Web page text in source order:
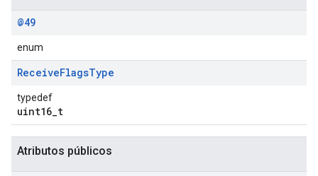
@49
enum
ReceiveFlagsType
typedef
uint16_t
Atributos públicos